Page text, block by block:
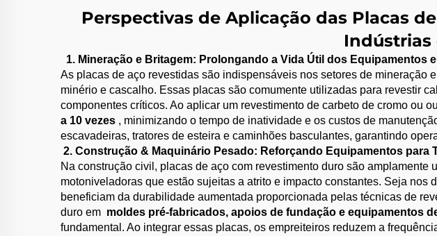
Perspectivas de Aplicação das Placas
Indústrias
1. Mineração e Britagem: Prolongando a Vida Útil dos Equipamentos
As placas de aço revestidas são indispensáveis nos setores de mineração
minério e cascalho. Essas placas são comumente utilizadas para revestir
componentes críticos. Ao aplicar um revestimento de carbeto de cromo ou
a 10 vezes​ ​, minimizando o tempo de inatividade e os custos de
escavadeiras, tratores de esteira e caminhões basculantes, garantindo
​2. Construção & Maquinário Pesado: Reforçando Equipamentos para
Na construção civil, placas de aço com revestimento duro são
motoniveladoras que estão sujeitas a atrito e impacto constantes. Seja
beneficiam da durabilidade aumentada proporcionada pelas técnicas de
duro em ​ ​moldes pré-fabricados, apoios de fundação e equipamentos
fundamental. Ao integrar essas placas, os empreiteiros reduzem a